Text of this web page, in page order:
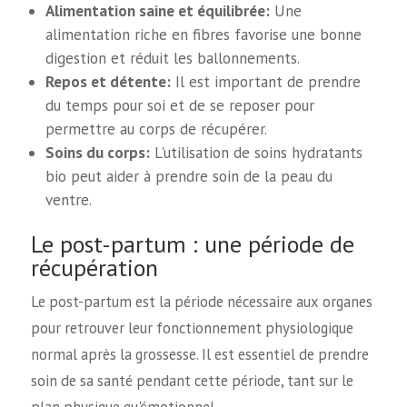
Alimentation saine et équilibrée: Une
alimentation riche en fibres favorise une bonne
digestion et réduit les ballonnements.
Repos et détente: Il est important de prendre
du temps pour soi et de se reposer pour
permettre au corps de récupérer.
Soins du corps: L'utilisation de soins hydratants
bio peut aider à prendre soin de la peau du
ventre.
Le post-partum : une période de
récupération
Le post-partum est la période nécessaire aux organes
pour retrouver leur fonctionnement physiologique
normal après la grossesse. Il est essentiel de prendre
soin de sa santé pendant cette période, tant sur le